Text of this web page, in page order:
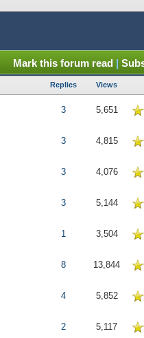
Mark this forum read |
Replies Views
3 5,651
3 4,815
3 4,076
3 5,144
1 3,504
8 13,844
4 5,852
2 5,117